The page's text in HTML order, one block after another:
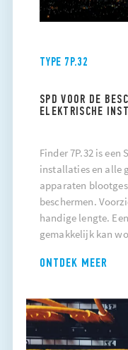
TYPE 7P.32
SPD VOOR DE
ELEKTRISCHE
Finder 7P.32 is een
installaties en alle
apparaten
beschermen.
handige lengte.
gemakkelijk kan
ONTDEK MEER